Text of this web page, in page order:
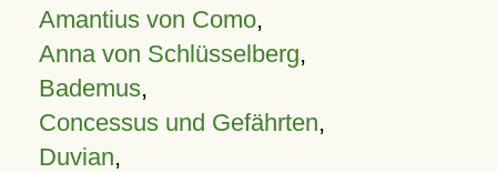
Amantius von Como,
Anna von Schlüsselberg,
Bademus,
Concessus und Gefährten,
Duvian,